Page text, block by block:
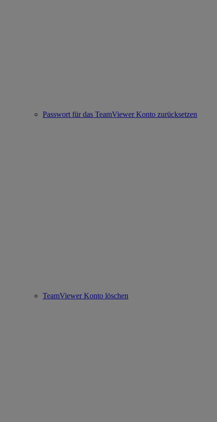
Passwort für das TeamViewer Konto zurücksetzen
TeamViewer Konto löschen